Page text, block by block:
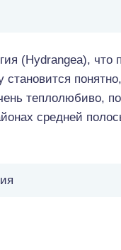
(Hydrangea), что
становится
теплолюбиво,
средней